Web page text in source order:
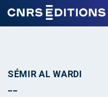
SÉMIR AL WARDI